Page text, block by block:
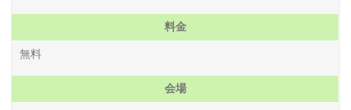
料金
無料
会場